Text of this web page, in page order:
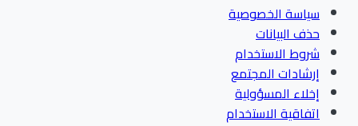
سياسة الخصوصية
حذف البيانات
شروط الاستخدام
إرشادات المجتمع
إخلاء المسؤولية
اتفاقية الاستخدام